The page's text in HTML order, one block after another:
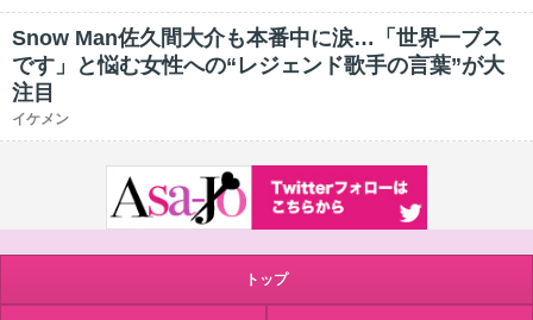
Snow Man佐久間大介も本番中に涙…「世界一ブス
です」と悩む女性への“レジェンド歌手の言葉”が大
注目
イケメン
トップ